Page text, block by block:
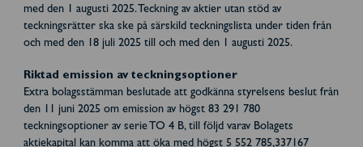
med den 1 augusti 2025. Teckning av aktier utan stöd av
teckningsrätter ska ske på särskild teckningslista under tiden från
och med den 18 juli 2025 till och med den 1 augusti 2025.
Riktad emission av teckningsoptioner
Extra bolagsstämman beslutade att godkänna styrelsens beslut från
den 11 juni 2025 om emission av högst 83 291 780
teckningsoptioner av serie TO 4 B, till följd varav Bolagets
aktiekapital kan komma att öka med högst 5 552 785,337167